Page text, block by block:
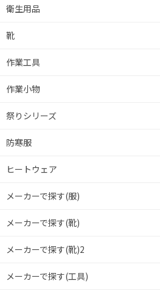
衛生用品
靴
作業工具
作業小物
祭りシリーズ
防寒服
ヒートウェア
メーカーで探す(服)
メーカーで探す(靴)
メーカーで探す(靴)2
メーカーで探す(工具)